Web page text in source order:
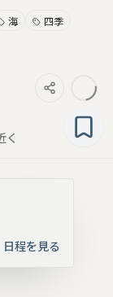
海
四季
く
日程を見る